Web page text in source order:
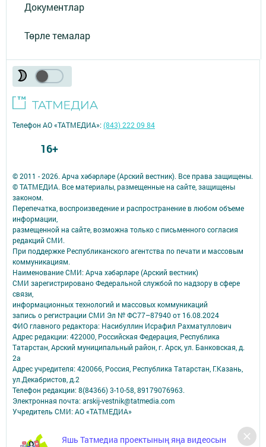
Документлар
Төрле темалар
Яшь Татмедиа проектының яңа видеосын
© 2011 - 2026. Арча хәбәрләре (Арский вестник). Все права защищены.
© ТАТМЕДИА. Все материалы, размещенные на сайте, защищены
законом.
Перепечатка, воспроизведение и распространение в любом объеме
информации,
размещенной на сайте, возможна только с письменного согласия
редакций СМИ.
При поддержке Республиканского агентства по печати и массовым
коммуникациям.
Наименование СМИ: Арча хәбәрләре (Арский вестник)
СМИ зарегистрировано Федеральной службой по надзору в сфере
связи,
информационных технологий и массовых коммуникаций
запись о регистрации СМИ Эл № ФС77–87940 от 16.08.2024
ФИО главного редактора: Насибуллин Исрафил Рахматуллович
Адрес редакции: 422000, Российская Федерация, Республика
Татарстан, Арский муниципальный район, г. Арск, ул. Банковская, д.
2а
Адрес учредителя: 420066, Россия, Республика Татарстан, Г.Казань,
ул.Декабристов, д.2
Телефон редакции: 8(84366) 3-10-58, 89179076963.
Электронная почта: arskij-vestnik@tatmedia.com
Учредитель СМИ: АО «ТАТМЕДИА»
Антикоррупционная политика
АО «ТАТМЕДИА» использует «cookie»для персонализации сервисов и
Телефон АО «ТАТМЕДИА»:(843) 222 09 84
16+